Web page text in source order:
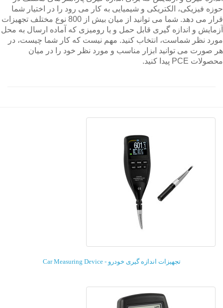
حوزه فیزیکی، الکتریکی و شیمیایی به کار می رود را در اختیار شما
قرار می دهد. شما می توانید از میان بیش از 800 نوع مختلف تجهیزات
آزمایش و اندازه گیری قابل حمل و یا رومیزی که آماده ارسال به محل
مورد نظر شماست، انتخاب کنید. مهم نیست که کار شما چیست، در
هر صورت می توانید ابزار مناسب و مورد نظر خود را در میان
محصولات PCE پیدا کنید.
تجهیزات اندازه گیری خودرو - Car Measuring Device